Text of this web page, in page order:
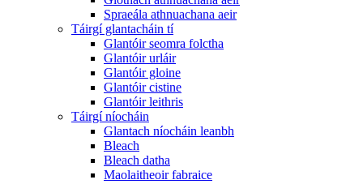
Spraeála athnuachana aeir
Táirgí glantacháin tí
Glantóir seomra folctha
Glantóir urláir
Glantóir gloine
Glantóir cistine
Glantóir leithris
Táirgí níocháin
Glantach níocháin leanbh
Bleach
Bleach datha
Maolaitheoir fabraice